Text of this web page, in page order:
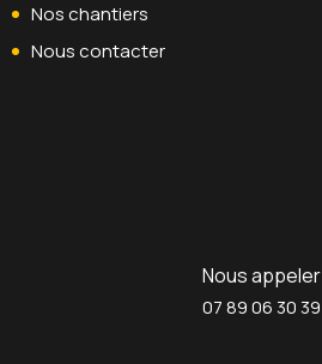
Nos chantiers
Nous contacter
Nous appeler
07 89 06 30 39